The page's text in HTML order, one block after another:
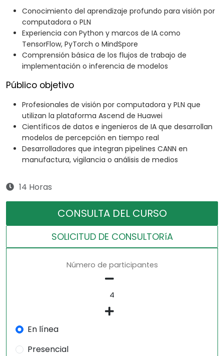
Conocimiento del aprendizaje profundo para visión por
computadora o PLN
Experiencia con Python y marcos de IA como
TensorFlow, PyTorch o MindSpore
Comprensión básica de los flujos de trabajo de
implementación o inferencia de modelos
Público objetivo
Profesionales de visión por computadora y PLN que
utilizan la plataforma Ascend de Huawei
Científicos de datos e ingenieros de IA que desarrollan
modelos de percepción en tiempo real
Desarrolladores que integran pipelines CANN en
manufactura, vigilancia o análisis de medios
14 Horas
CONSULTA DEL CURSO
SOLICITUD DE CONSULTORíA
Número de participantes
En línea
Presencial